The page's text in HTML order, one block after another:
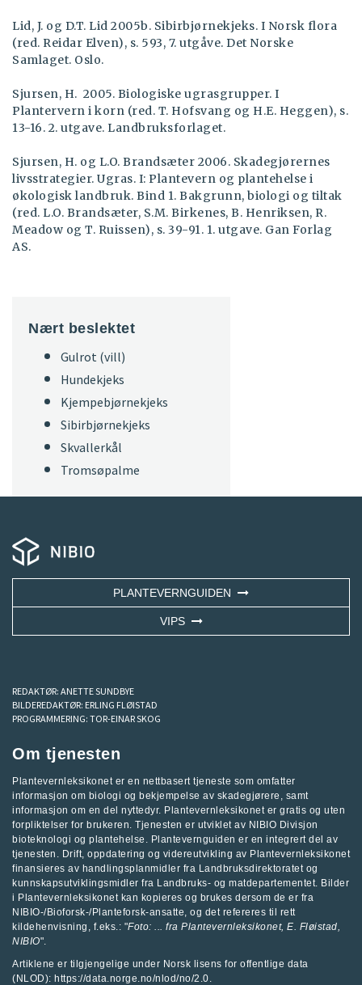
Lid, J. og D.T. Lid 2005b. Sibirbjørnekjeks. I Norsk flora
(red. Reidar Elven), s. 593, 7. utgåve. Det Norske
Samlaget. Oslo.
Sjursen, H. 2005. Biologiske ugrasgrupper. I
Plantervern i korn (red. T. Hofsvang og H.E. Heggen), s.
13-16. 2. utgave. Landbruksforlaget.
Sjursen, H. og L.O. Brandsæter 2006. Skadegjørernes
livsstrategier. Ugras. I: Plantevern og plantehelse i
økologisk landbruk. Bind 1. Bakgrunn, biologi og tiltak
(red. L.O. Brandsæter, S.M. Birkenes, B. Henriksen, R.
Meadow og T. Ruissen), s. 39-91. 1. utgave. Gan Forlag
AS.
Nært beslektet
Gulrot (vill)
Hundekjeks
Kjempebjørnekjeks
Sibirbjørnekjeks
Skvallerkål
Tromsøpalme
PLANTEVERNGUIDEN
VIPS
REDAKTØR: ANETTE SUNDBYE
BILDEREDAKTØR: ERLING FLØISTAD
PROGRAMMERING: TOR-EINAR SKOG
Om tjenesten
Plantevernleksikonet er en nettbasert tjeneste som omfatter
informasjon om biologi og bekjempelse av skadegjørere, samt
informasjon om en del nyttedyr. Plantevernleksikonet er gratis og uten
forpliktelser for brukeren. Tjenesten er utviklet av NIBIO Divisjon
bioteknologi og plantehelse . Plantevernguiden er en integrert del av
tjenesten. Drift, oppdatering og videreutvikling av Plantevernleksikonet
finansieres av handlingsplanmidler fra Landbruksdirektoratetog
kunnskapsutviklingsmidler fra Landbruks- og matdepartementet. Bilder
i Plantevernleksikonet kan kopieres og brukes dersom de er fra
NIBIO-/Bioforsk-/Planteforsk-ansatte, og det refereres til rett
kildehenvisning, f.eks.: "Foto: ... fra Plantevernleksikonet, E. Fløistad,
NIBIO".
Artiklene er tilgjengelige under Norsk lisens for offentlige data
(NLOD): https://data.norge.no/nlod/no/2.0.